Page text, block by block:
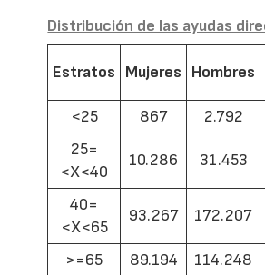
Distribución de las ayudas
Estratos Mujeres Hombres
<25
867 2.792
25=
<X<40
10.286 31.453
40=
<X<65
93.267 172.207
>=65 89.194 114.248